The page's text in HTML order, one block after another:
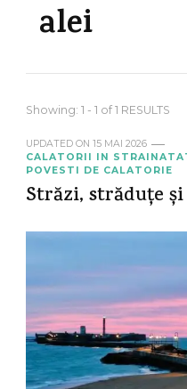
alei
Showing: 1 - 1 of 1 RESULTS
UPDATED ON 15 MAI 2026
CALATORII IN
POVESTI DE CALATORIE
Străzi, străduțe